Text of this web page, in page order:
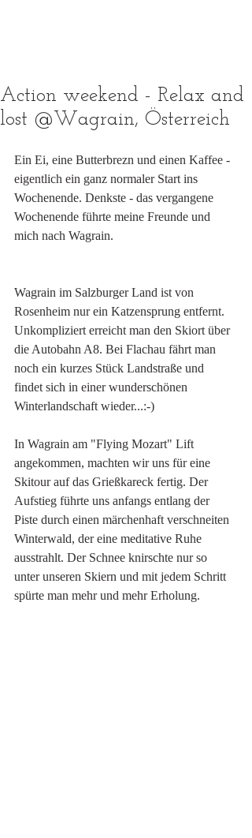
Action weekend - Relax and
lost @Wagrain, Österreich
Ein Ei, eine Butterbrezn und einen Kaffee -
eigentlich ein ganz normaler Start ins
Wochenende. Denkste - das vergangene
Wochenende führte meine Freunde und
mich nach Wagrain.
Wagrain im Salzburger Land ist von
Rosenheim nur ein Katzensprung entfernt.
Unkompliziert erreicht man den Skiort über
die Autobahn A8. Bei Flachau fährt man
noch ein kurzes Stück Landstraße und
findet sich in einer wunderschönen
Winterlandschaft wieder...:-)
In Wagrain am "Flying Mozart" Lift
angekommen, machten wir uns für eine
Skitour auf das Grießkareck fertig. Der
Aufstieg führte uns anfangs entlang der
Piste durch einen märchenhaft verschneiten
Winterwald, der eine meditative Ruhe
ausstrahlt. Der Schnee knirschte nur so
unter unseren Skiern und mit jedem Schritt
spürte man mehr und mehr Erholung.